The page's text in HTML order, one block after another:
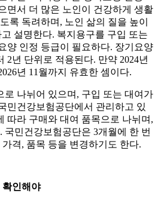
면서 더 많은 노인이 건강하게 생활
록 독려하며, 노인 삶의 질을 높이
설명한다. 복지용구를 구입 또는
양 인정 등급이 필요하다. 장기요양
2년 단위로 적용된다. 만약 2024년
년 11월까지 유효한 셈이다.
로 나뉘어 있으며, 구입 또는 대여가
민건강보험공단에서 관리하고 있
따라 구매와 대여 품목으로 나뉘며,
국민건강보험공단은 3개월에 한 번
격, 품목 등을 변경하기도 한다.
확인해야